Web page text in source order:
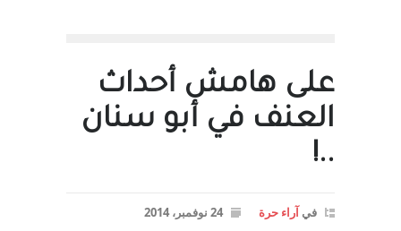
على هامش أحداث
العنف في أبو سنان
..!
فيآراء حرة 24 نوفمبر، 2014